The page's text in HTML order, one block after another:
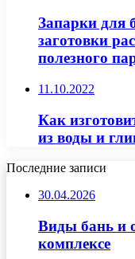
Запарки для
заготовки
полезного
11.10.2022
Как
из воды и
Последние записи
30.04.2026
Виды бань и
комплексе